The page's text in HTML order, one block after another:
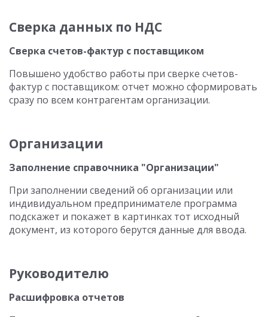
Сверка данных по НДС
Сверка счетов-фактур с поставщиком
Повышено удобство работы при сверке счетов-
фактур с поставщиком: отчет можно сформировать
сразу по всем контрагентам организации.
Организации
Заполнение справочника "Организации"
При заполнении сведений об организации или
индивидуальном предпринимателе программа
подскажет и покажет в картинках тот исходный
документ, из которого берутся данные для ввода.
Руководителю
Расшифровка отчетов